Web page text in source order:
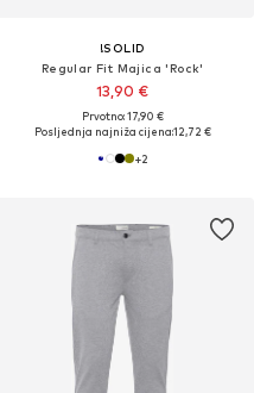
!SOLID
Regular Fit Majica 'Rock'
13,90 €
Prvotno: 17,90 €
Posljednja najniža cijena:12,72 €
+2